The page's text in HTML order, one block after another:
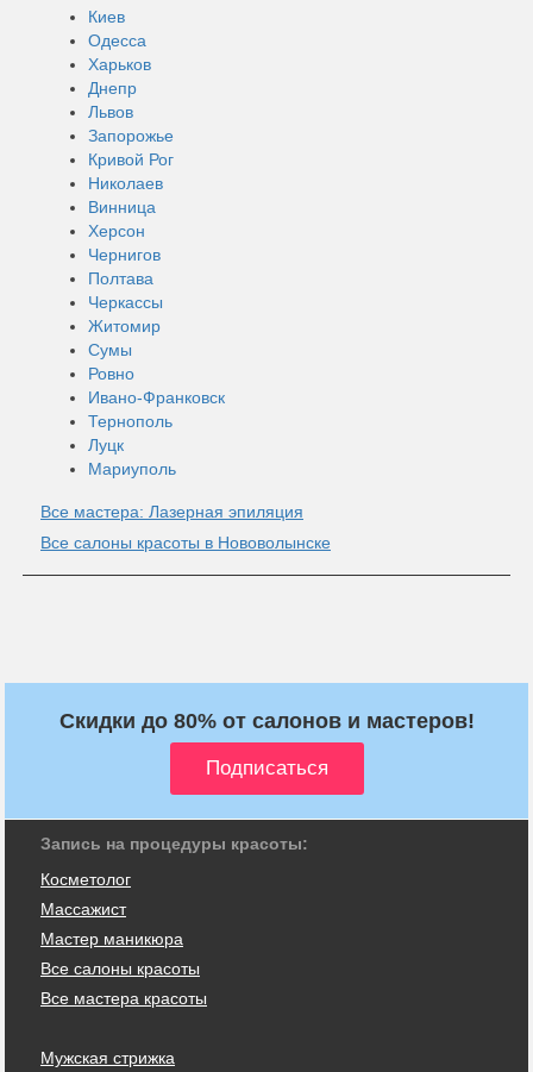
Киев
Одесса
Харьков
Днепр
Львов
Запорожье
Кривой Рог
Николаев
Винница
Херсон
Чернигов
Полтава
Черкассы
Житомир
Сумы
Ровно
Ивано-Франковск
Тернополь
Луцк
Мариуполь
Все мастера: Лазерная эпиляция
Все салоны красоты в Нововолынске
Скидки до 80% от салонов и мастеров!
Запись на процедуры красоты:
Косметолог
Массажист
Мастер маникюра
Все салоны красоты
Все мастера красоты
Мужская стрижка